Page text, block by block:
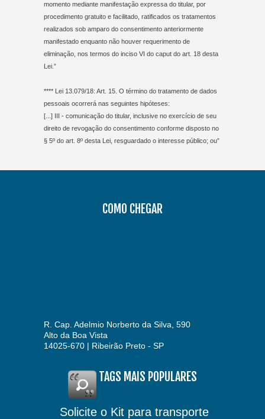
momento mediante manifestação expressa do titular, por
procedimento gratuito e facilitado, ratificados os tratamentos
realizados sob amparo do consentimento anteriormente
manifestado enquanto não houver requerimento de
eliminação, nos termos do inciso VI do caput do art. 18 desta
Lei.”
**** Lei 13.079/18: Art. 15. O término do tratamento de dados
pessoais ocorrerá nas seguintes hipóteses:
[...] III - comunicação do titular, inclusive no exercício de seu
direito de revogação do consentimento conforme disposto no
§ 5º do art. 8º desta Lei, resguardado o interesse público; ou”
COMO CHEGAR
R. Cap. Adelmio Norberto da Silva, 590
Alto da Boa Vista
14025-670 | Ribeirão Preto - SP
TAGS MAIS POPULARES
Solicite o Kit para transporte